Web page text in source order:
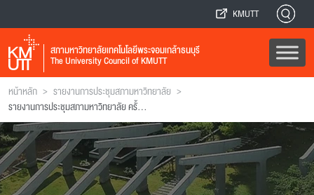
KMUTT
สภามหาวิทยาลัยเทคโนโลยีพระจอมเกล้าธนบุรี
The University Council of KMUTT
หน้าหลัก > รายงานการประชุมสภามหาวิทยาลัย >
รายงานการประชุมสภามหาวิทยาลัย ครั้งที่ 129